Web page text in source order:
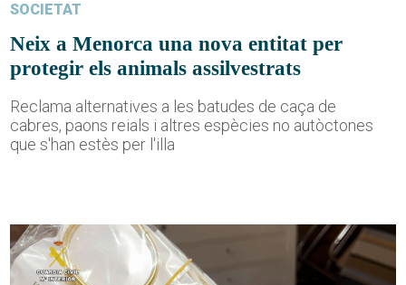
SOCIETAT
Neix a Menorca una nova entitat per
protegir els animals assilvestrats
Reclama alternatives a les batudes de caça de
cabres, paons reials i altres espècies no autòctones
que s'han estès per l'illa